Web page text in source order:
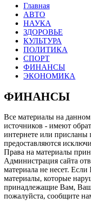
Главная
АВТО
НАУКА
ЗДОРОВЬЕ
КУЛЬТУРА
ПОЛИТИКА
СПОРТ
ФИНАНСЫ
ЭКОНОМИКА
ФИНАНСЫ
Все материалы на
источников - имеют
интернете или присланы
предоставляются
Права на материалы
Администрация сайта
материала не несет.
материалы, которые
принадлежащие Вам,
пожалуйста, сообщите